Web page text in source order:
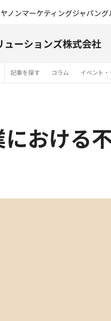
ノンマーケティングジャパング
ューションズ株式会社
記事を探す コラム イベント
おける